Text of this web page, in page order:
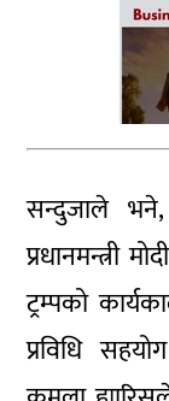
सन्दुजाले
प्रधानमन्त्री
ट्रम्पको
प्रविधि